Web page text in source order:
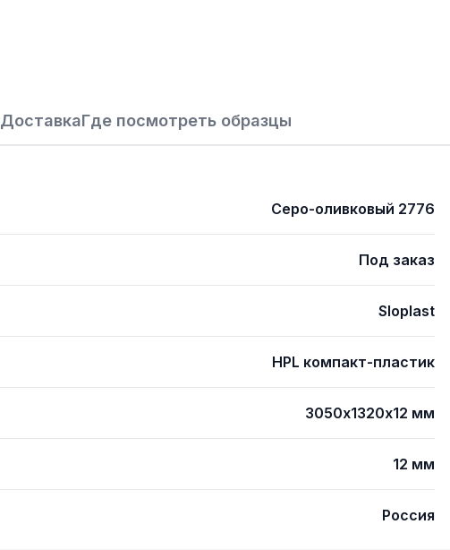
ДоставкаГде посмотреть образцы
Серо-оливковый 2776
Под заказ
Sloplast
HPL компакт-пластик
3050х1320х12 мм
12 мм
Россия